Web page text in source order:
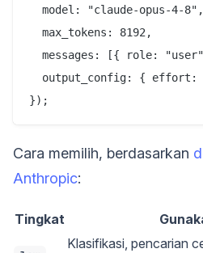
  model: "claude-opus-4-8",
  max_tokens: 8192,
messages: [{ role:
output_config: { effort:
Cara memilih, berdasarkan
Anthropic:
Tingkat
Klasifikasi, pencarian